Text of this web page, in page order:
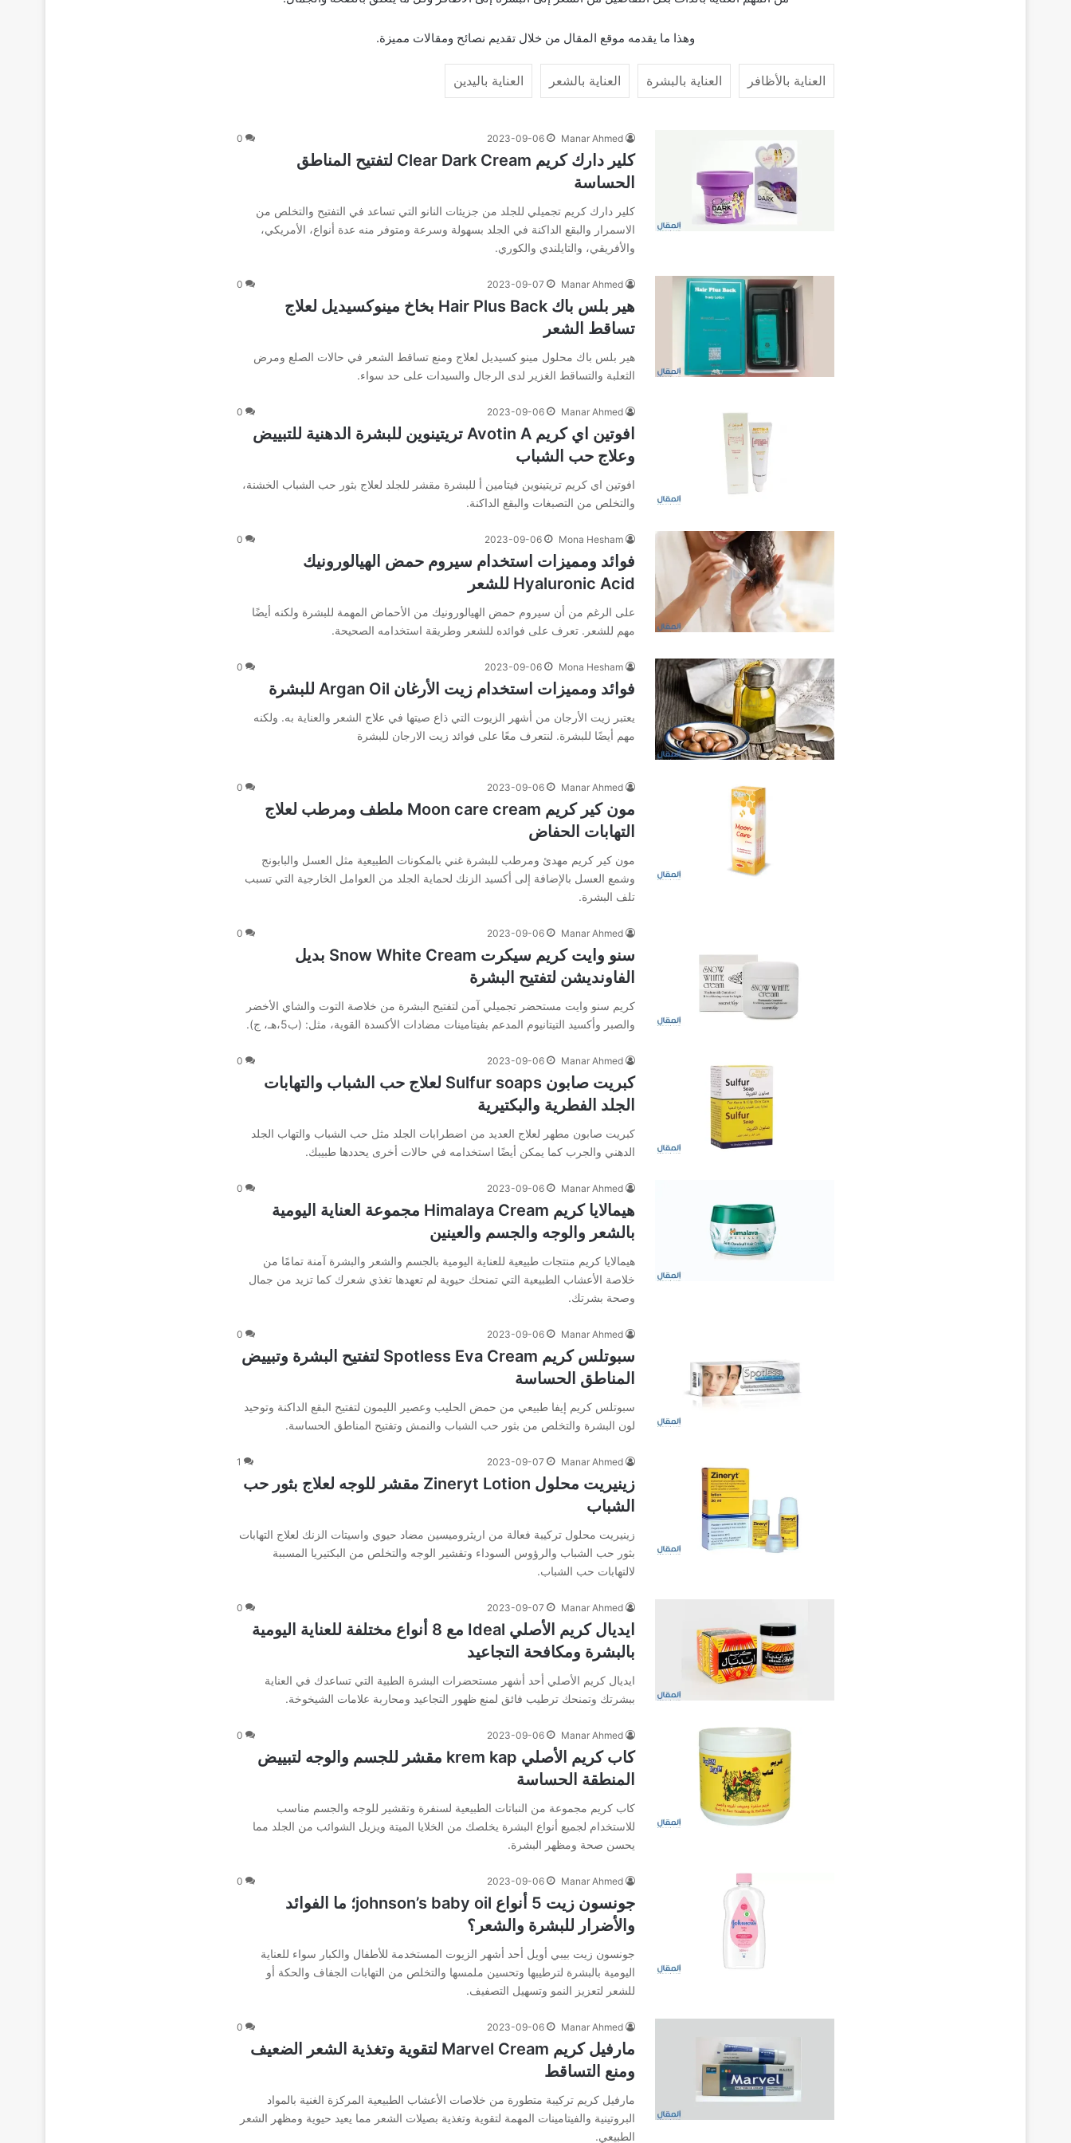
وهذا ما يقدمه موقع المقال من خلال تقديم نصائح ومقالات مميزة.
العناية بالأظافر العناية بالبشرة العناية بالشعر العناية باليدين
Manar Ahmed
2023-09-06
0
كلير دارك كريم Clear Dark Cream لتفتيح المناطق
الحساسة
كلير دارك كريم تجميلي للجلد من جزيئات النانو التي تساعد في التفتيح والتخلص من
الاسمرار والبقع الداكنة في الجلد بسهولة وسرعة ومتوفر منه عدة أنواع، الأمريكي،
والأفريقي، والتايلندي والكوري.
Manar Ahmed
2023-09-07
0
هير بلس باك Hair Plus Back بخاخ مينوكسيديل لعلاج
تساقط الشعر
هير بلس باك محلول مينو كسيديل لعلاج ومنع تساقط الشعر في حالات الصلع ومرض
الثعلبة والتساقط الغزير لدى الرجال والسيدات على حد سواء.
Manar Ahmed
2023-09-06
0
افوتين اي كريم Avotin A تريتينوين للبشرة الدهنية للتبييض
وعلاج حب الشباب
افوتين اي كريم تريتينوين فيتامين أ للبشرة مقشر للجلد لعلاج بثور حب الشباب الخشنة،
والتخلص من التصبغات والبقع الداكنة.
Mona Hesham
2023-09-06
0
فوائد ومميزات استخدام سيروم حمض الهيالورونيك
Hyaluronic Acid للشعر
على الرغم من أن سيروم حمض الهيالورونيك من الأحماض المهمة للبشرة ولكنه أيضًا
مهم للشعر. تعرف على فوائده للشعر وطريقة استخدامه الصحيحة.
Mona Hesham
2023-09-06
0
فوائد ومميزات استخدام زيت الأرغان Argan Oil للبشرة
يعتبر زيت الأرجان من أشهر الزيوت التي ذاع صيتها في علاج الشعر والعناية به. ولكنه
مهم أيضًا للبشرة. لنتعرف معًا على فوائد زيت الارجان للبشرة
Manar Ahmed
2023-09-06
0
مون كير كريم Moon care cream ملطف ومرطب لعلاج
التهابات الحفاض
مون كير كريم مهدئ ومرطب للبشرة غني بالمكونات الطبيعية مثل العسل والبابونج
وشمع العسل بالإضافة إلى أكسيد الزنك لحماية الجلد من العوامل الخارجية التي تسبب
تلف البشرة.
Manar Ahmed
2023-09-06
0
سنو وايت كريم سيكرت Snow White Cream بديل
الفاونديشن لتفتيح البشرة
كريم سنو وايت مستحضر تجميلي آمن لتفتيح البشرة من خلاصة التوت والشاي الأخضر
والصبر وأكسيد التيتانيوم المدعم بفيتامينات مضادات الأكسدة القوية، مثل: (ب5،هـ، ج).
Manar Ahmed
2023-09-06
0
كبريت صابون Sulfur soaps لعلاج حب الشباب والتهابات
الجلد الفطرية والبكتيرية
كبريت صابون مطهر لعلاج العديد من اضطرابات الجلد مثل حب الشباب والتهاب الجلد
الدهني والجرب كما يمكن أيضًا استخدامه في حالات أخرى يحددها طبيبك.
Manar Ahmed
2023-09-06
0
هيمالايا كريم Himalaya Cream مجموعة العناية اليومية
بالشعر والوجه والجسم والعينين
هيمالايا كريم منتجات طبيعية للعناية اليومية بالجسم والشعر والبشرة آمنة تمامًا من
خلاصة الأعشاب الطبيعية التي تمنحك حيوية لم تعهدها تغذي شعرك كما تزيد من جمال
وصحة بشرتك.
Manar Ahmed
2023-09-06
0
سبوتلس كريم Spotless Eva Cream لتفتيح البشرة وتبييض
المناطق الحساسة
سبوتلس كريم إيفا طبيعي من حمض الحليب وعصير الليمون لتفتيح البقع الداكنة وتوحيد
لون البشرة والتخلص من بثور حب الشباب والنمش وتفتيح المناطق الحساسة.
Manar Ahmed
2023-09-07
1
زينيريت محلول Zineryt Lotion مقشر للوجه لعلاج بثور حب
الشباب
زينيريت محلول تركيبة فعالة من اريثروميسين مضاد حيوي واسيتات الزنك لعلاج التهابات
بثور حب الشباب والرؤوس السوداء وتقشير الوجه والتخلص من البكتيريا المسببة
لالتهابات حب الشباب.
Manar Ahmed
2023-09-07
0
ايديال كريم الأصلي Ideal مع 8 أنواع مختلفة للعناية اليومية
بالبشرة ومكافحة التجاعيد
ايديال كريم الأصلي أحد أشهر مستحضرات البشرة الطبية التي تساعدك في العناية
ببشرتك وتمنحك ترطيب فائق لمنع ظهور التجاعيد ومحاربة علامات الشيخوخة.
Manar Ahmed
2023-09-06
0
كاب كريم الأصلي krem kap مقشر للجسم والوجه لتبييض
المنطقة الحساسة
كاب كريم مجموعة من النباتات الطبيعية لسنفرة وتقشير للوجه والجسم مناسب
للاستخدام لجميع أنواع البشرة يخلصك من الخلايا الميتة ويزيل الشوائب من الجلد مما
يحسن صحة ومظهر البشرة.
Manar Ahmed
2023-09-06
0
جونسون زيت 5 أنواع johnson’s baby oil؛ ما الفوائد
والأضرار للبشرة والشعر؟
جونسون زيت بيبي أويل أحد أشهر الزيوت المستخدمة للأطفال والكبار سواء للعناية
اليومية بالبشرة لترطيبها وتحسين ملمسها والتخلص من التهابات الجفاف والحكة أو
للشعر لتعزيز النمو وتسهيل التصفيف.
Manar Ahmed
2023-09-06
0
مارفيل كريم Marvel Cream لتقوية وتغذية الشعر الضعيف
ومنع التساقط
مارفيل كريم تركيبة متطورة من خلاصات الأعشاب الطبيعية المركزة الغنية بالمواد
البروتينية والفيتامينات المهمة لتقوية وتغذية بصيلات الشعر مما يعيد حيوية ومظهر الشعر
الطبيعي.